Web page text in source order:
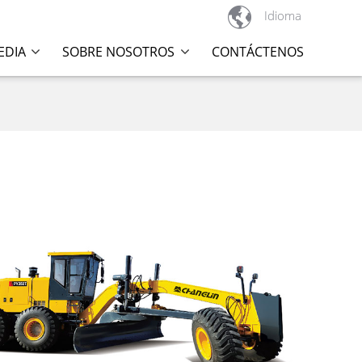
 Idioma
SOBRE NOSOTROS CONTÁCTENOS